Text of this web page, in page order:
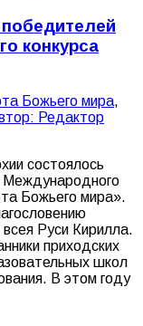
конкурса
Божьего мира,
Редактор
состоялось
Международного
Божьего мира».
Руси Кирилла.
приходских
школ
В этом году